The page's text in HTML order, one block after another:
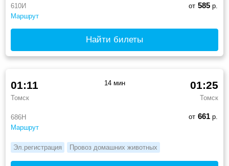
610И
Маршрут
от 585р.
Найти билеты
686Н
Маршрут
01:11
Томск
01:25
Томск
14 мин
от 661р.
Эл.регистрация Провоз домашних животных